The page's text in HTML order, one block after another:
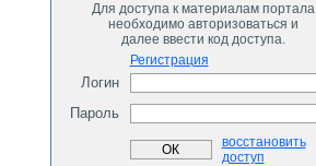
Для доступа к материалам портала
необходимо авторизоваться и
далее ввести код доступа.
Регистрация
Логин
Пароль
восстановить
доступ